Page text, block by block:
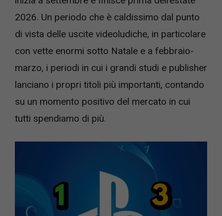
2026. Un periodo che è caldissimo dal punto
di vista delle uscite videoludiche, in particolare
con vette enormi sotto Natale e a febbraio-
marzo, i periodi in cui i grandi studi e publisher
lanciano i propri titoli più importanti, contando
su un momento positivo del mercato in cui
tutti spendiamo di più.